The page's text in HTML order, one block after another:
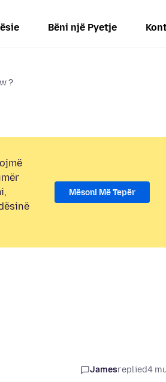
Bëni një Pyetje
?
Mësoni Më Tepër
Jamesreplied4